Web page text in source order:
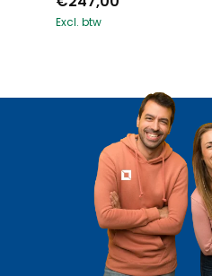
Excl. btw